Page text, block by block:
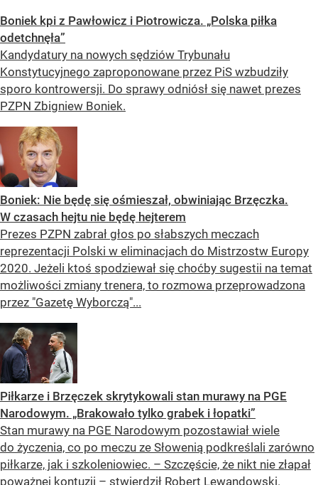
Boniek kpi z Pawłowicz i Piotrowicza. „Polska piłka
odetchnęła”
Kandydatury na nowych sędziów Trybunału
Konstytucyjnego zaproponowane przez PiS wzbudziły
sporo kontrowersji. Do sprawy odniósł się nawet prezes
PZPN Zbigniew Boniek.
Boniek: Nie będę się ośmieszał, obwiniając Brzęczka.
W czasach hejtu nie będę hejterem
Prezes PZPN zabrał głos po słabszych meczach
reprezentacji Polski w eliminacjach do Mistrzostw Europy
2020. Jeżeli ktoś spodziewał się choćby sugestii na temat
możliwości zmiany trenera, to rozmowa przeprowadzona
przez "Gazetę Wyborczą"...
Piłkarze i Brzęczek skrytykowali stan murawy na PGE
Narodowym. „Brakowało tylko grabek i łopatki”
Stan murawy na PGE Narodowym pozostawiał wiele
do życzenia, co po meczu ze Słowenią podkreślali zarówno
piłkarze, jak i szkoleniowiec. – Szczęście, że nikt nie złapał
poważnej kontuzji – stwierdził Robert Lewandowski.